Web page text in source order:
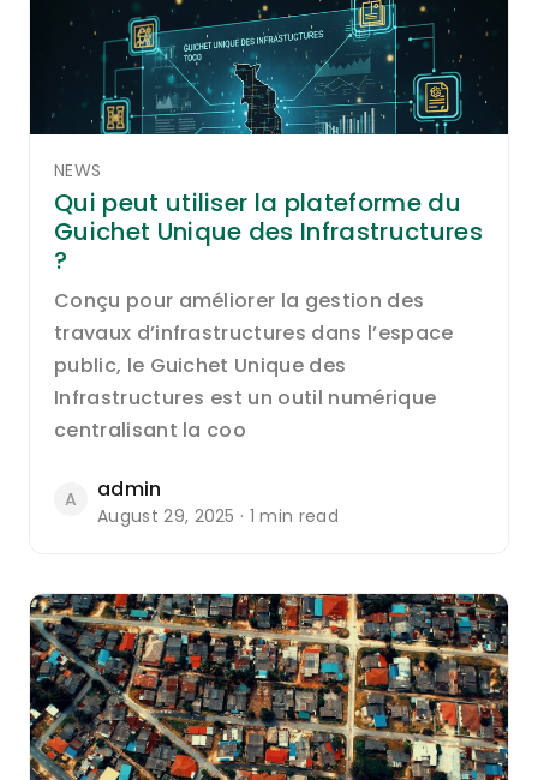
NEWS
Qui peut utiliser la plateforme du
Guichet Unique des Infrastructures
?
Conçu pour améliorer la gestion des
travaux d’infrastructures dans l’espace
public, le Guichet Unique des
Infrastructures est un outil numérique
centralisant la coo
A admin
August 29, 2025 · 1 min read